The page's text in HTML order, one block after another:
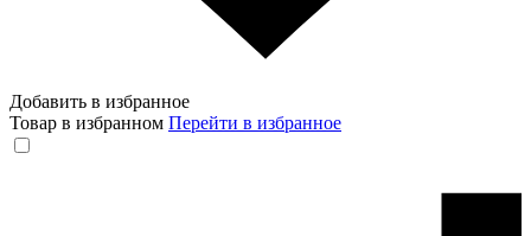
Добавить в избранное
Товар в избранном Перейти в избранное